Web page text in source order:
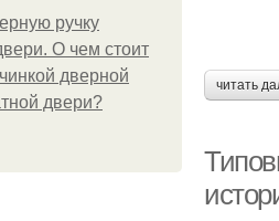
ручку
О чем стоит
дверной
двери?
читать